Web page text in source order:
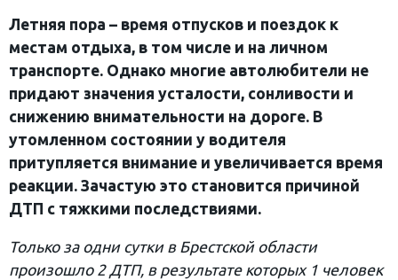
Летняя пора – время отпусков и поездок к
местам отдыха, в том числе и на личном
транспорте. Однако многие автолюбители не
придают значения усталости, сонливости и
снижению внимательности на дороге. В
утомленном состоянии у водителя
притупляется внимание и увеличивается время
реакции. Зачастую это становится причиной
ДТП с тяжкими последствиями.
Только за одни сутки в Брестской области
произошло 2 ДТП, в результате которых 1 человек